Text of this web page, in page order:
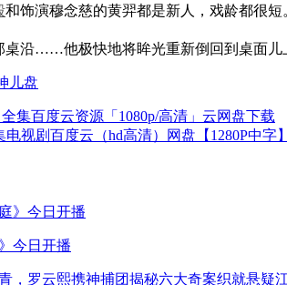
和饰演穆念慈的黄羿都是新人，戏龄都很
桌沿……他极快地将眸光重新倒回到桌面儿
儿盘
全集百度云资源「1080p/高清」云网盘下载
电视剧百度云（hd高清）网盘【1280P中字
今日开播